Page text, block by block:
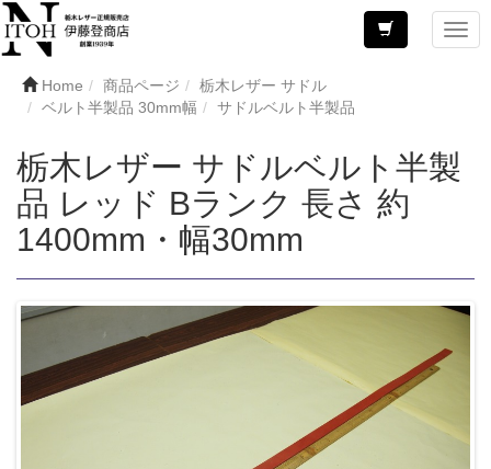
Home 商品ページ
栃木レザー サドル
ベルト半製品 30mm幅
サドルベルト半製品
栃木レザー サドルベルト半製
品 レッド Bランク 長さ 約
1400mm・幅30mm